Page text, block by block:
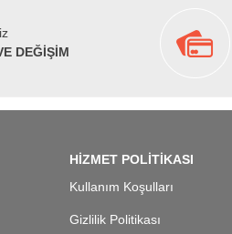
DEĞİŞİM
HİZMET POLİTİKASI
Kullanım Koşulları
Gizlilik Politikası